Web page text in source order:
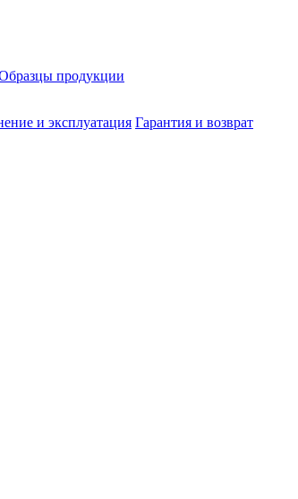
продукции
и эксплуатация Гарантия и возврат